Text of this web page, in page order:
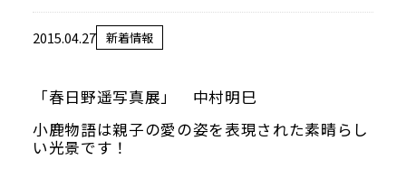
当館について
当館について
メディア実績
2015.04.27 新着情報
「春日野遥写真展」 中村明巳
小鹿物語は親子の愛の姿を表現された素晴らし
い光景です！